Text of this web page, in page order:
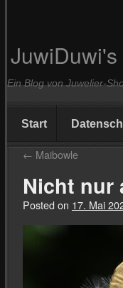
Ein Blog von Juwelier-
Start
← Maibowle
Nicht nur
Posted on 17. Mai